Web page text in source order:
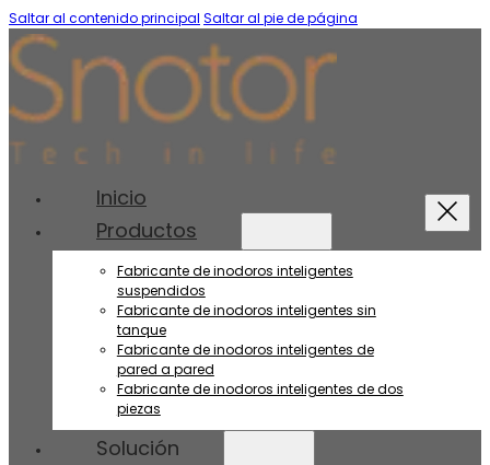
Saltar al contenido principal Saltar al pie de página
Inicio
Productos
Fabricante de inodoros inteligentes
suspendidos
Fabricante de inodoros inteligentes sin
tanque
Fabricante de inodoros inteligentes de
pared a pared
Fabricante de inodoros inteligentes de dos
piezas
Solución